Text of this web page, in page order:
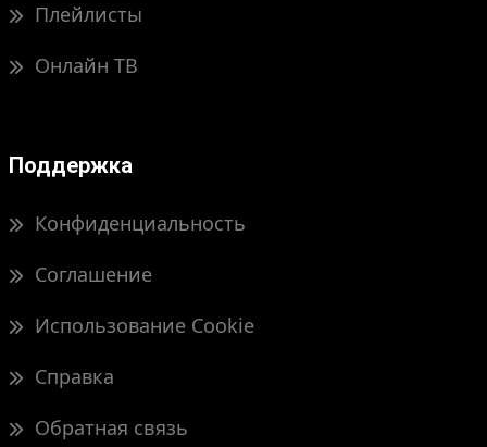
Плейлисты
Онлайн ТВ
Поддержка
Конфиденциальность
Соглашение
Использование Cookie
Справка
Обратная связь